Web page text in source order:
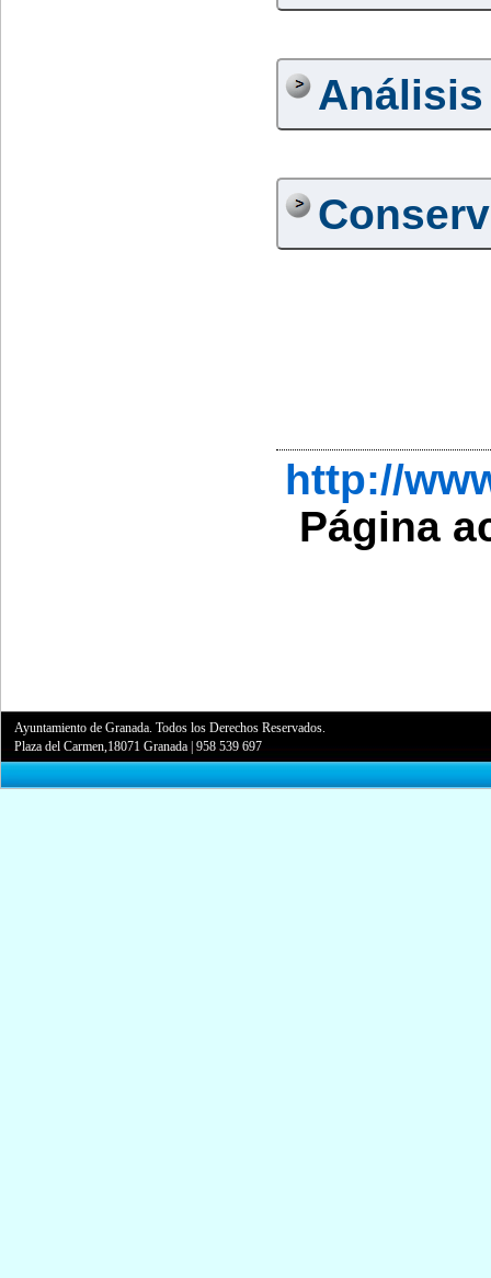
http://
Página
Ayuntamiento de Granada. Todos los Derechos Reservados.
Plaza del Carmen,18071 Granada |958 539 697